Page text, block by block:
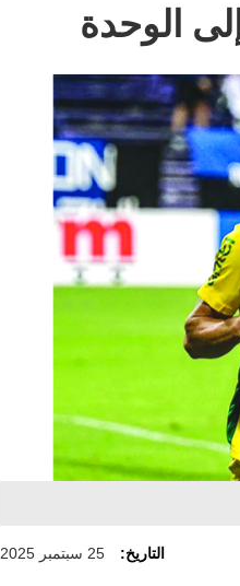
الوحدة
التاريخ: 25 سبتمبر 2025